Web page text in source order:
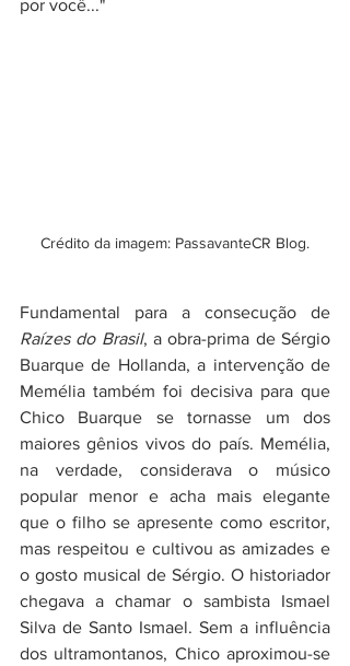
por você..."
Crédito da imagem: PassavanteCR Blog.
Raízes do Brasil, a obra-prima de Sérgio
Buarque de Hollanda, a intervenção de
Memélia também foi decisiva para que
Chico Buarque se tornasse um dos
maiores gênios vivos do país. Memélia,
na verdade, considerava o músico
popular menor e acha mais elegante
que o filho se apresente como escritor,
mas respeitou e cultivou as amizades e
o gosto musical de Sérgio. O historiador
chegava a chamar o sambista Ismael
Silva de Santo Ismael. Sem a influência
dos ultramontanos, Chico aproximou-se